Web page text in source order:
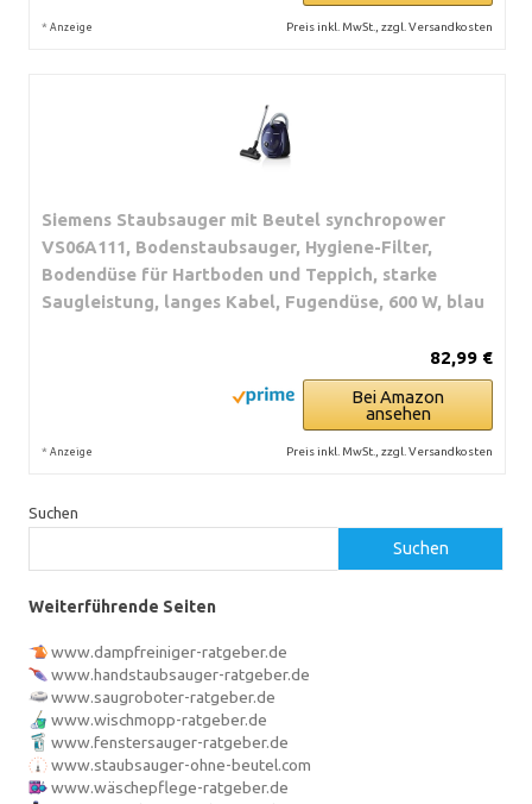
* Anzeige Preis inkl. MwSt., zzgl. Versandkosten
Siemens Staubsauger mit Beutel synchropower
VS06A111, Bodenstaubsauger, Hygiene-Filter,
Bodendüse für Hartboden und Teppich, starke
Saugleistung, langes Kabel, Fugendüse, 600 W, blau
82,99 €
Bei Amazon
ansehen
* Anzeige Preis inkl. MwSt., zzgl. Versandkosten
Suchen
Suchen
Weiterführende Seiten
www.dampfreiniger-ratgeber.de
www.handstaubsauger-ratgeber.de
www.saugroboter-ratgeber.de
www.wischmopp-ratgeber.de
www.fenstersauger-ratgeber.de
www.staubsauger-ohne-beutel.com
www.wäschepflege-ratgeber.de